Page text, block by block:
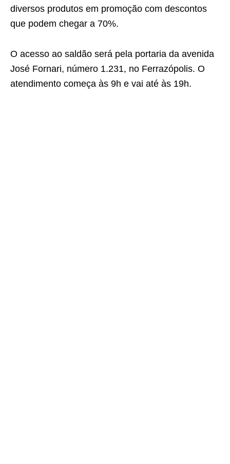
diversos produtos em promoção com descontos
que podem chegar a 70%.
O acesso ao saldão será pela portaria da avenida
José Fornari, número 1.231, no Ferrazópolis. O
atendimento começa às 9h e vai até às 19h.